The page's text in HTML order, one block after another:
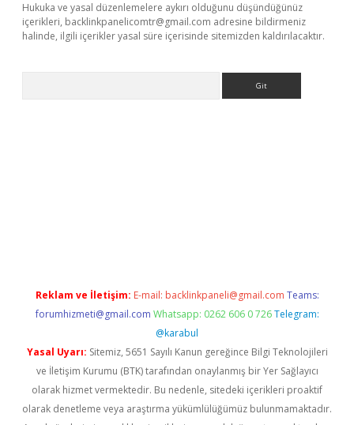
Hukuka ve yasal düzenlemelere aykırı olduğunu düşündüğünüz
içerikleri, backlinkpanelicomtr@gmail.com adresine bildirmeniz
halinde, ilgili içerikler yasal süre içerisinde sitemizden kaldırılacaktır.
Reklam ve İletişim: E-mail: backlinkpaneli@gmail.com Teams:
forumhizmeti@gmail.com Whatsapp: 0262 606 0 726 Telegram:
@karabul
Yasal Uyarı: Sitemiz, 5651 Sayılı Kanun gereğince Bilgi Teknolojileri
ve İletişim Kurumu (BTK) tarafından onaylanmış bir Yer Sağlayıcı
olarak hizmet vermektedir. Bu nedenle, sitedeki içerikleri proaktif
olarak denetleme veya araştırma yükümlülüğümüz bulunmamaktadır.